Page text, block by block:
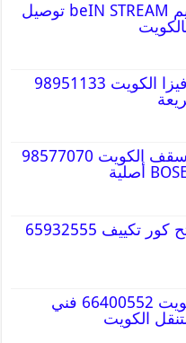
جهاز بي ان ستريم beIN STREAM توصيل
مكتب استخراج فيزا الكويت 98951133
شركة سماعات سقف الكويت 98577070
قص خرسانه وفتح كور تكييف 65932555
تظليل سيارة الكويت 66400552 فني
الكويت